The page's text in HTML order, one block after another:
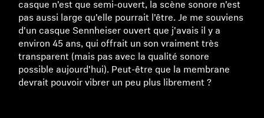
casque n'est que semi-ouvert, la scène sonore n'est
pas aussi large qu'elle pourrait l'être. Je me souviens
d'un casque Sennheiser ouvert que j'avais il y a
environ 45 ans, qui offrait un son vraiment très
transparent (mais pas avec la qualité sonore
possible aujourd'hui). Peut-être que la membrane
devrait pouvoir vibrer un peu plus librement ?